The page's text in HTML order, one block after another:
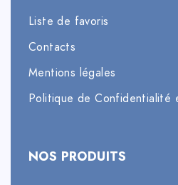
Liste de favoris
Contacts
Mentions légales
Politique de Confidentialité
NOS PRODUITS